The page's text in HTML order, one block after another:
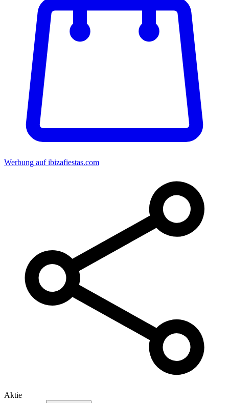
Werbung auf ibizafiestas.com
Aktie